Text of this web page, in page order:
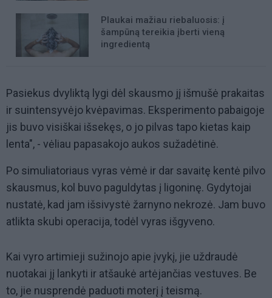
Plaukai mažiau riebaluosis: į
šampūną tereikia įberti vieną
ingredientą
Pasiekus dvyliktą lygi dėl skausmo jį išmušė prakaitas
ir suintensyvėjo kvėpavimas. Eksperimento pabaigoje
jis buvo visiškai išsekęs, o jo pilvas tapo kietas kaip
lenta", - vėliau papasakojo aukos sužadėtinė.
Po simuliatoriaus vyras vėmė ir dar savaitę kentė pilvo
skausmus, kol buvo paguldytas į ligoninę. Gydytojai
nustatė, kad jam išsivystė žarnyno nekrozė. Jam buvo
atlikta skubi operacija, todėl vyras išgyveno.
Kai vyro artimieji sužinojo apie įvykį, jie uždraudė
nuotakai jį lankyti ir atšaukė artėjančias vestuves. Be
to, jie nusprendė paduoti moterį į teismą.